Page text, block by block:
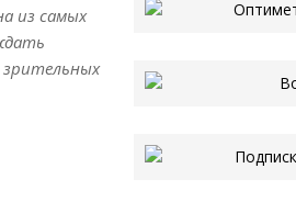
из самых
зрительных